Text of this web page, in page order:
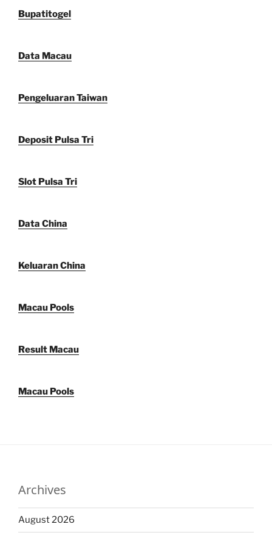
Bupatitogel
Data Macau
Pengeluaran Taiwan
Deposit Pulsa Tri
Slot Pulsa Tri
Data China
Keluaran China
Macau Pools
Result Macau
Macau Pools
Archives
August 2026